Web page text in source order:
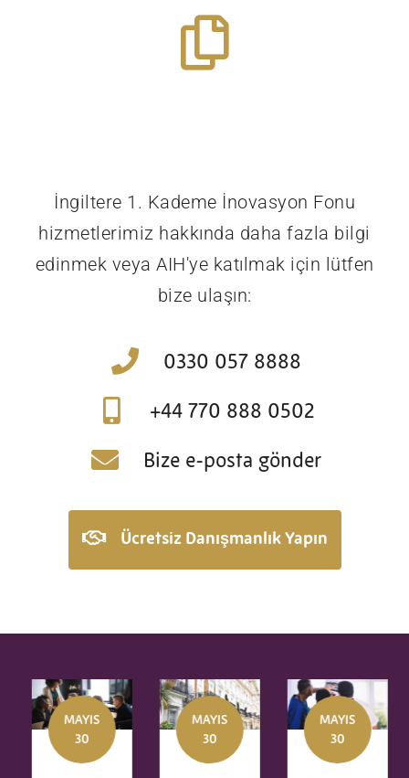
Daha fazlasını bul
İngiltere 1. Kademe İnovasyon Fonu
hizmetlerimiz hakkında daha fazla bilgi
edinmek veya AIH'ye katılmak için lütfen
bize ulaşın:
0330 057 8888
+44 770 888 0502
Bize e-posta gönder
Ücretsiz Danışmanlık Yapın
MAYIS
30
MAYIS
30
MAYIS
30